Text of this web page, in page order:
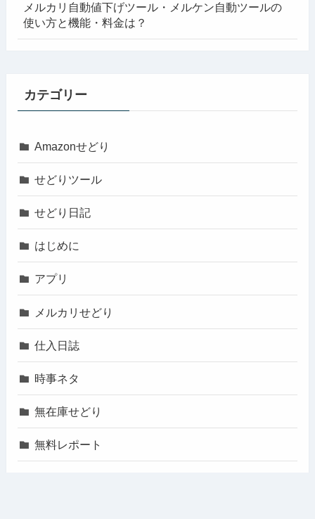
メルカリ自動値下げツール・メルケン自動ツールの
使い方と機能・料金は？
カテゴリー
Amazonせどり
せどりツール
せどり日記
はじめに
アプリ
メルカリせどり
仕入日誌
時事ネタ
無在庫せどり
無料レポート